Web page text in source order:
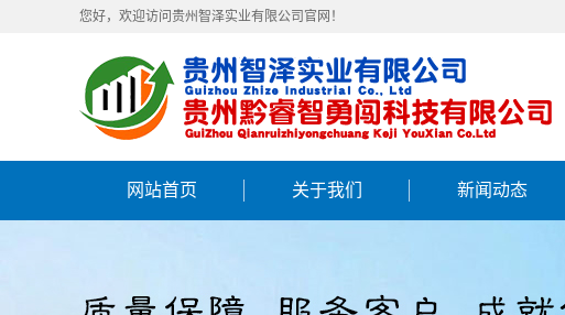
您好，欢迎访问贵州智泽实业有限公司官网！
网站首页 关于我们 新闻动态